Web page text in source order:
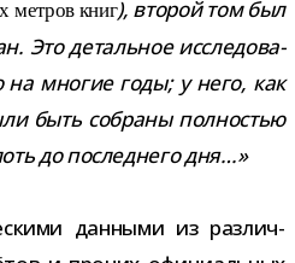
мет­ров книг), вто­рой том был
Это деталь­ное иссле­до­ва­
мно­гие годы; у него, как
быть собраны пол­но­стью
до послед­него дня…»
дан­ными из раз­лич­